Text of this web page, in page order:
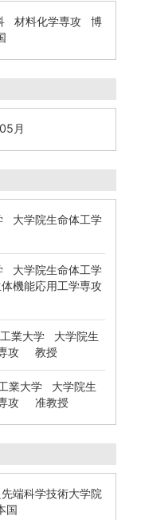
材料化学専攻 博
月
大学院生命体工学
大学院生命体工学
機能応用工学専攻
業大学 大学院生
専攻 教授
業大学 大学院生
専攻 准教授
端科学技術大学院
国